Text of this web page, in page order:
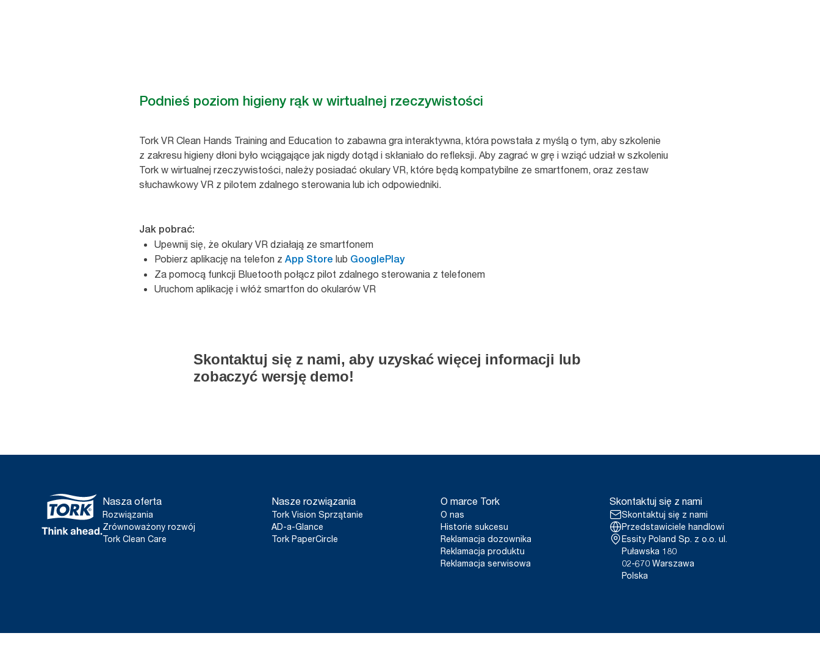
Podnieś poziom higieny rąk w wirtualnej rzeczywistości
Tork VR Clean Hands Training and Education to zabawna gra interaktywna, która powstała z myślą o tym, aby szkolenie
z zakresu higieny dłoni było wciągające jak nigdy dotąd i skłaniało do refleksji. Aby zagrać w grę i wziąć udział w szkoleniu
Tork w wirtualnej rzeczywistości, należy posiadać okulary VR, które będą kompatybilne ze smartfonem, oraz zestaw
słuchawkowy VR z pilotem zdalnego sterowania lub ich odpowiedniki.
Jak pobrać:
Upewnij się, że okulary VR działają ze smartfonem
Pobierz aplikację na telefon z App Store lub GooglePlay
Za pomocą funkcji Bluetooth połącz pilot zdalnego sterowania z telefonem
Uruchom aplikację i włóż smartfon do okularów VR
Nasza oferta
Rozwiązania
Zrównoważony rozwój
Tork Clean Care
Nasze rozwiązania
Tork Vision Sprzątanie
AD-a-Glance
Tork PaperCircle
O marce Tork
O nas
Historie sukcesu
Reklamacja dozownika
Reklamacja produktu
Reklamacja serwisowa
Skontaktuj się z nami
Skontaktuj się z nami
Przedstawiciele handlowi
Essity Poland Sp. z o.o. ul.
Puławska 180
02-670 Warszawa
Polska